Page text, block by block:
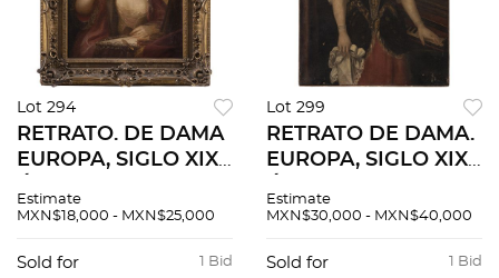
Lot 294
RETRATO. DE DAMA
EUROPA, SIGLO XIX.
53 cm.
Estimate
MXN$18,000 - MXN$25,000
1 Bid
Sold for
Lot 299
RETRATO DE DAMA.
EUROPA, SIGLO XIX.
92 cm.
Estimate
MXN$30,000 - MXN$40,000
1 Bid
Sold for